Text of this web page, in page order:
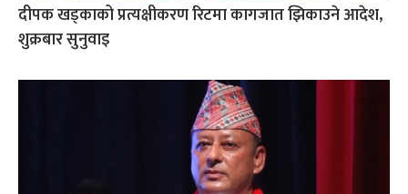
दीपक खड्काको प्रत्यक्षीकरण रिटमा कागजात झिकाउने आदेश,
शुक्रबार सुनुवाइ